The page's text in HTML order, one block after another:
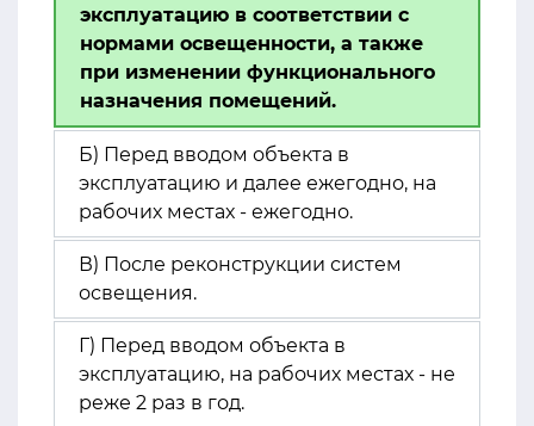
эксплуатацию в соответствии с
нормами освещенности, а также
при изменении функционального
назначения помещений.
Б) Перед вводом объекта в
эксплуатацию и далее ежегодно, на
рабочих местах - ежегодно.
В) После реконструкции систем
освещения.
Г) Перед вводом объекта в
эксплуатацию, на рабочих местах - не
реже 2 раз в год.